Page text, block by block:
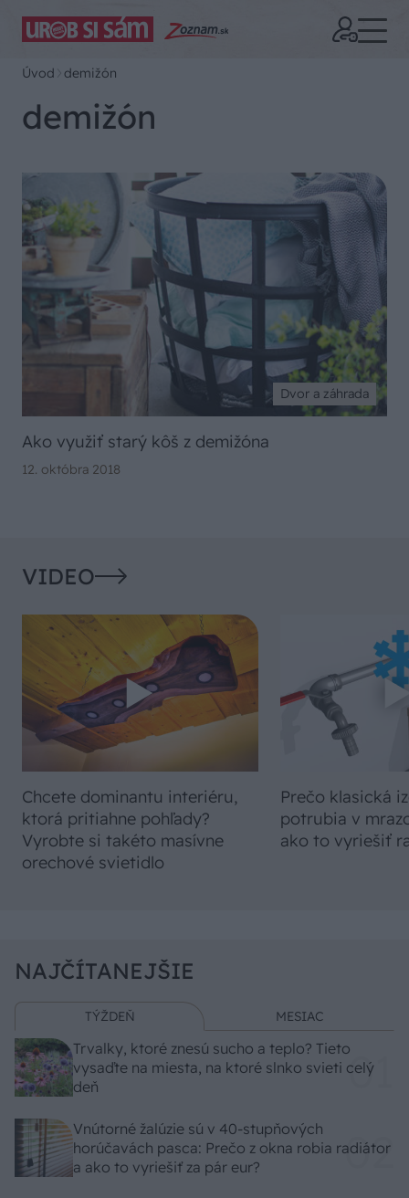
Úvod demižón
demižón
Dvor a záhrada
Ako využiť starý kôš z demižóna
12. októbra 2018
VIDEO
Chcete dominantu interiéru,
ktorá pritiahne pohľady?
Vyrobte si takéto masívne
orechové svietidlo
Prečo klasická
potrubia v
ako to vyriešiť
NAJČÍTANEJŠIE
TÝŽDEŇ MESIAC
Trvalky, ktoré znesú sucho a teplo? Tieto
vysaďte na miesta, na ktoré slnko svieti celý
deň
Vnútorné žalúzie sú v 40-stupňových
horúčavách pasca: Prečo z okna robia radiátor
a ako to vyriešiť za pár eur?